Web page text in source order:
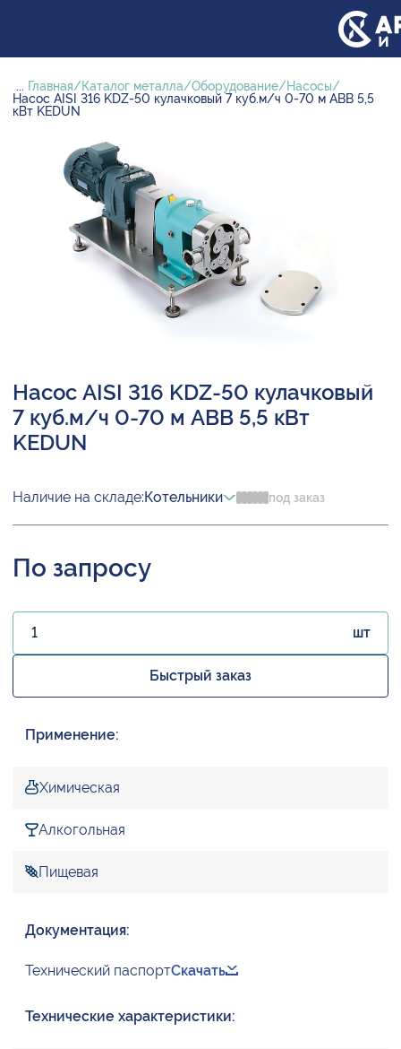
... Главная Каталог металла Оборудование
Насосы
Насос AISI 316 KDZ-50 кулачковый 7 куб.м/ч 0-70 м ABB 5,5
кВт KEDUN
Насос AISI 316 KDZ-50 кулачковый
7 куб.м/ч 0-70 м ABB 5,5 кВт
KEDUN
Наличие на складе:Котельники под заказ
По запросу
шт
Быстрый заказ
Применение:
Химическая
Алкогольная
Пищевая
Документация:
Технический паспортСкачать
Технические характеристики: